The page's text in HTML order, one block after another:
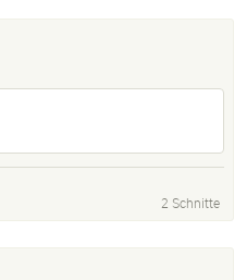
2 Schnitte